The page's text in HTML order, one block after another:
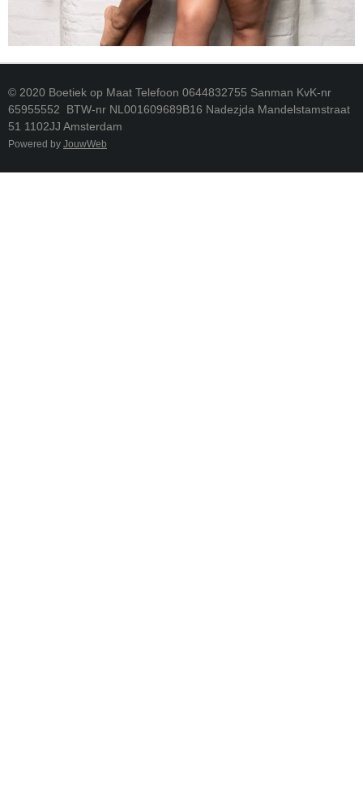
© 2020 Boetiek op Maat Telefoon 0644832755 Sanman KvK-nr
65955552 BTW-nr NL001609689B16 Nadezjda Mandelstamstraat
51 1102JJ Amsterdam
Powered by JouwWeb